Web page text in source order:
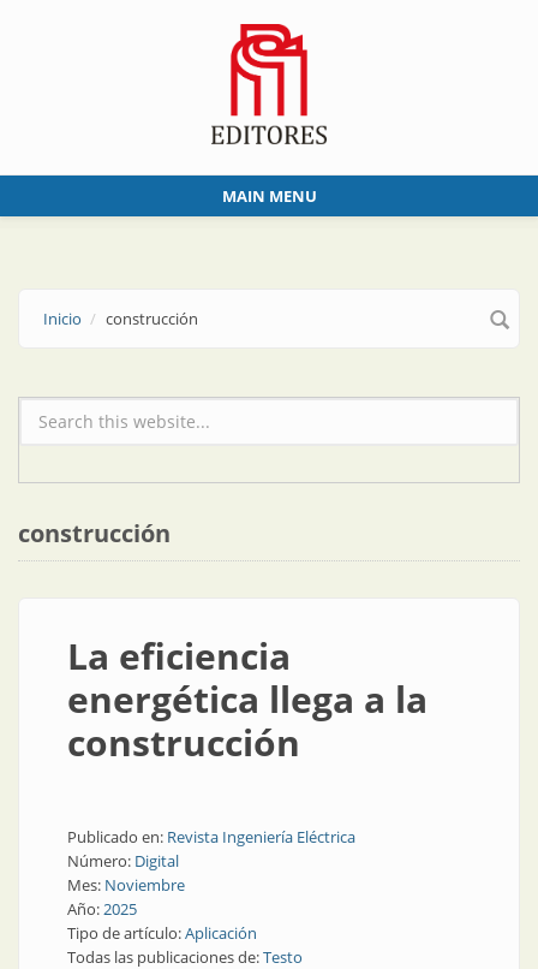
MAIN MENU
Inicio construcción
Formulario de búsqueda
construcción
La eficiencia
energética llega a la
construcción
Publicado en: Revista Ingeniería Eléctrica
Número: Digital
Mes: Noviembre
Año:2025
Tipo de artículo:Aplicación
Todas las publicaciones de:Testo